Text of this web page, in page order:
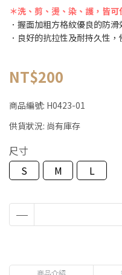
＊洗、剪、燙、染、護，皆
．握面加粗方格紋優良的防滑
．良好的抗拉性及耐持久性
NT$200
商品編號: H0423-01
供貨狀況: 尚有庫存
尺寸
S
M L